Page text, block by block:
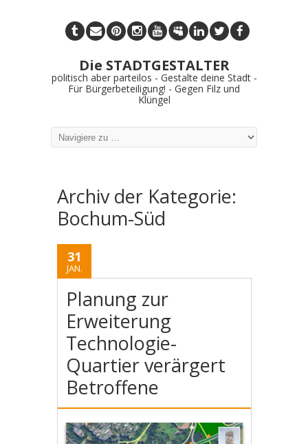
Die STADTGESTALTER
politisch aber parteilos - Gestalte deine Stadt -
Für Bürgerbeteiligung! - Gegen Filz und
Klüngel
Archiv der Kategorie:
Bochum-Süd
31
JAN.
Planung zur
Erweiterung
Technologie-
Quartier verärgert
Betroffene